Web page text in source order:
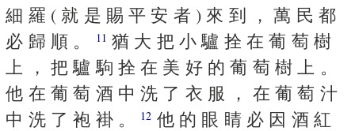
細 羅 ( 就 是 賜 平 安 者 ) 來 到 ， 萬 民 都
必 歸 順 。
11 猶 大 把 小 驢 拴 在 葡 萄 樹
上 ， 把 驢 駒 拴 在 美 好 的 葡 萄 樹 上 。
他 在 葡 萄 酒 中 洗 了 衣 服 ， 在 葡 萄 汁
中 洗 了 袍 褂 。
12 他 的 眼 睛 必 因 酒 紅